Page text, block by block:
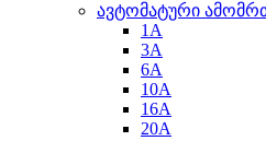
ავტომატური
1A
3A
6A
10A
16A
20A